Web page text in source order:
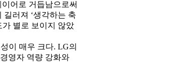
어로 거듭남으로써
러져 ‘생각하는 축
별로 보이지 않았
이 매우 크다. LG의
영자 역량 강화와